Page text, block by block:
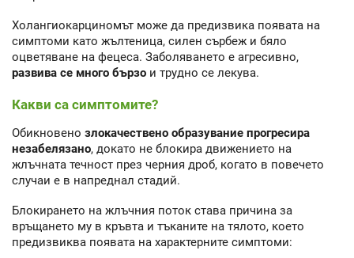
Холангиокарциномът може да предизвика появата на
симптоми като жълтеница, силен сърбеж и бяло
оцветяване на фецеса. Заболяването е агресивно,
развива се много бързо и трудно се лекува.
Какви са симптомите?
Обикновено злокачествено образувание прогресира
незабелязано, докато не блокира движението на
жлъчната течност през черния дроб, когато в повечето
случаи е в напреднал стадий.
Блокирането на жлъчния поток става причина за
връщането му в кръвта и тъканите на тялото, което
предизвиква появата на характерните симптоми: